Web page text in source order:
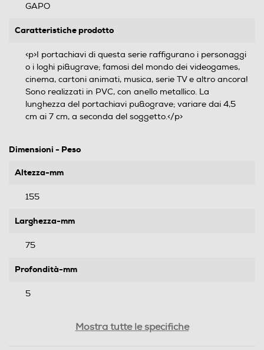
GAPO
Caratteristiche prodotto
<p>I portachiavi di questa serie raffigurano i personaggi
o i loghi pi&ugrave; famosi del mondo dei videogames,
cinema, cartoni animati, musica, serie TV e altro ancora!
Sono realizzati in PVC, con anello metallico. La
lunghezza del portachiavi pu&ograve; variare dai 4,5
cm ai 7 cm, a seconda del soggetto.</p>
Dimensioni - Peso
Altezza-mm
155
Larghezza-mm
75
Profondità-mm
5
Mostra tutte le specifiche